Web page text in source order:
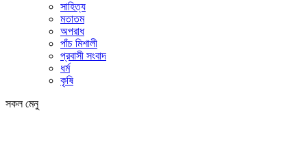
সাহিত্য
মতাতম
অপরাধ
পাঁচ মিশালী
প্রবাসী সংবাদ
ধর্ম
কৃষি
সকল মেনু